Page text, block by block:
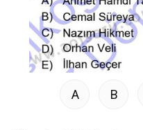
A B